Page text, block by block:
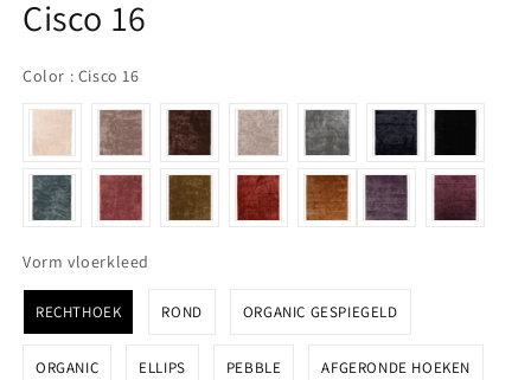
Cisco 16
Color : Cisco 16Color
Vorm vloerkleed
RECHTHOEK ROND ORGANIC GESPIEGELD
ORGANIC ELLIPS PEBBLE AFGERONDE HOEKEN